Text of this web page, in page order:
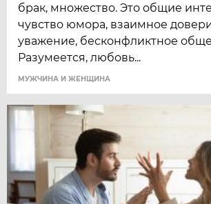
брак, множество. Это общие
чувство юмора, взаимное
уважение, бесконфликтное
Разумеется, любовь...
МУЖЧИНА И ЖЕНЩИНА